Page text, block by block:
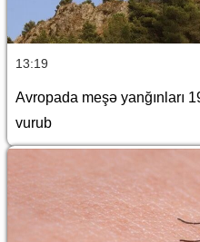
13:19
Avropada meşə yanğınları
vurub